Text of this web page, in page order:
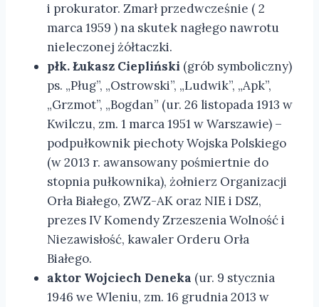
i prokurator. Zmarł przedwcześnie ( 2
marca 1959 ) na skutek nagłego nawrotu
nieleczonej żółtaczki.
płk. Łukasz Ciepliński (grób symboliczny)
ps. „Pług”, „Ostrowski”, „Ludwik”, „Apk”,
„Grzmot”, „Bogdan” (ur. 26 listopada 1913 w
Kwilczu, zm. 1 marca 1951 w Warszawie) –
podpułkownik piechoty Wojska Polskiego
(w 2013 r. awansowany pośmiertnie do
stopnia pułkownika), żołnierz Organizacji
Orła Białego, ZWZ-AK oraz NIE i DSZ,
prezes IV Komendy Zrzeszenia Wolność i
Niezawisłość, kawaler Orderu Orła
Białego.
aktor Wojciech Deneka (ur. 9 stycznia
1946 we Wleniu, zm. 16 grudnia 2013 w